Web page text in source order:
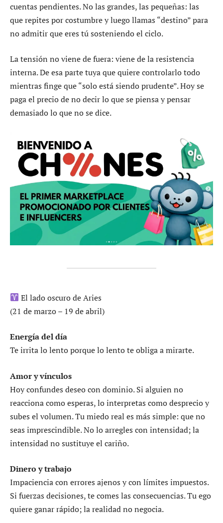
cuentas pendientes. No las grandes, las pequeñas: las
que repites por costumbre y luego llamas “destino” para
no admitir que eres tú sosteniendo el ciclo.
La tensión no viene de fuera: viene de la resistencia
interna. De esa parte tuya que quiere controlarlo todo
mientras finge que “solo está siendo prudente”. Hoy se
paga el precio de no decir lo que se piensa y pensar
demasiado lo que no se dice.
El lado oscuro de Aries
(21 de marzo – 19 de abril)
Energía del día
Te irrita lo lento porque lo lento te obliga a mirarte.
Amor y vínculos
Hoy confundes deseo con dominio. Si alguien no
reacciona como esperas, lo interpretas como desprecio y
subes el volumen. Tu miedo real es más simple: que no
seas imprescindible. No lo arregles con intensidad; la
intensidad no sustituye el cariño.
Dinero y trabajo
Impaciencia con errores ajenos y con límites impuestos.
Si fuerzas decisiones, te comes las consecuencias. Tu ego
quiere ganar rápido; la realidad no negocia.